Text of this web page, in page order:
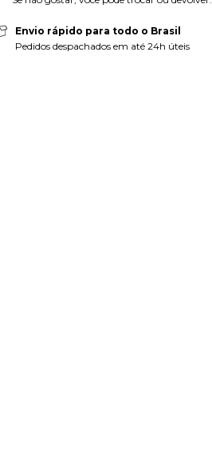
Envio rápido para todo o Brasil
Pedidos despachados em até 24h úteis